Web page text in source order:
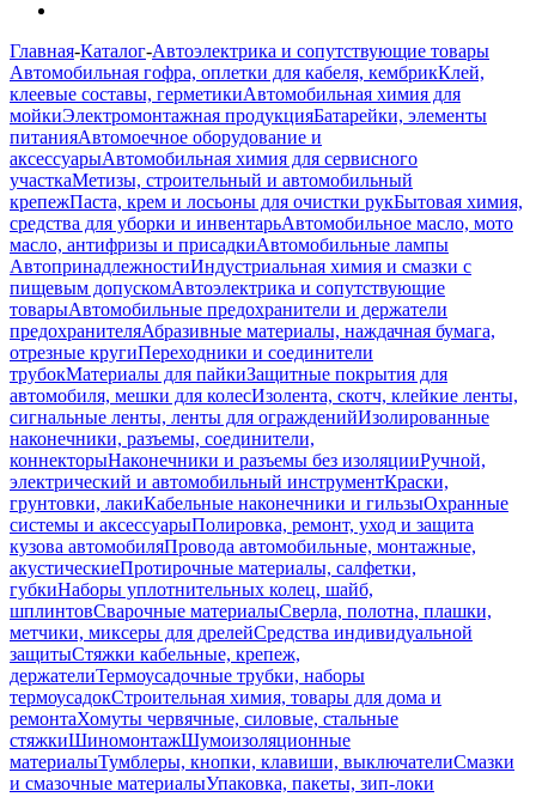
Главная-Каталог-Автоэлектрика и сопутствующие товары
Автомобильная гофра, оплетки для кабеля, кембрикКлей,
клеевые составы, герметикиАвтомобильная химия для
мойкиЭлектромонтажная продукцияБатарейки, элементы
питанияАвтомоечное оборудование и
аксессуарыАвтомобильная химия для сервисного
участкаМетизы, строительный и автомобильный
крепежПаста, крем и лосьоны для очистки рукБытовая химия,
средства для уборки и инвентарьАвтомобильное масло, мото
масло, антифризы и присадкиАвтомобильные лампы
АвтопринадлежностиИндустриальная химия и смазки с
пищевым допускомАвтоэлектрика и сопутствующие
товарыАвтомобильные предохранители и держатели
предохранителяАбразивные материалы, наждачная бумага,
отрезные кругиПереходники и соединители
трубокМатериалы для пайкиЗащитные покрытия для
автомобиля, мешки для колесИзолента, скотч, клейкие ленты,
сигнальные ленты, ленты для огражденийИзолированные
наконечники, разъемы, соединители,
коннекторыНаконечники и разъемы без изоляцииРучной,
электрический и автомобильный инструментКраски,
грунтовки, лакиКабельные наконечники и гильзыОхранные
системы и аксессуарыПолировка, ремонт, уход и защита
кузова автомобиляПровода автомобильные, монтажные,
акустическиеПротирочные материалы, салфетки,
губкиНаборы уплотнительных колец, шайб,
шплинтовСварочные материалыСверла, полотна, плашки,
метчики, миксеры для дрелейСредства индивидуальной
защитыСтяжки кабельные, крепеж,
держателиТермоусадочные трубки, наборы
термоусадокСтроительная химия, товары для дома и
ремонтаХомуты червячные, силовые, стальные
стяжкиШиномонтажШумоизоляционные
материалыТумблеры, кнопки, клавиши, выключателиСмазки
и смазочные материалыУпаковка, пакеты, зип-локи